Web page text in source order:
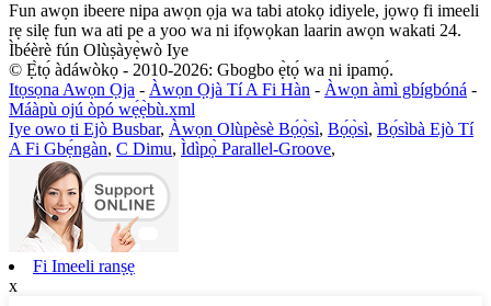
Fun awọn ibeere nipa awọn ọja wa tabi atokọ idiyele, jọwọ fi imeeli
rẹ silẹ fun wa ati pe a yoo wa ni ifọwọkan laarin awọn wakati 24.
Ìbéèrè fún Olùṣàyẹ̀wò Iye
© Ẹ̀tọ́ àdáwòkọ - 2010-2026: Gbogbo ẹ̀tọ́ wa ni ipamọ́.
Itọsọna Awọn Ọja - Àwọn Ọjà Tí A Fi Hàn - Àwọn àmì gbígbóná -
Máàpù ojú òpó wẹ́ẹ̀bù.xml
Iye owo ti Ejò Busbar, Àwọn Olùpèsè Bọ́ọ̀sì, Bọ́ọ̀sì, Bọ́sìbà Ejò Tí
A Fi Gbẹ́ngàn, C Dimu, Ìdìpọ̀ Parallel-Groove,
Fi Imeeli ranṣẹ
x